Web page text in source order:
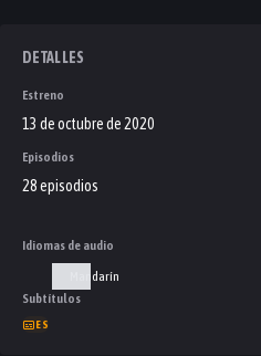
DETALLES
Estreno
13 de octubre de 2020
Episodios
28 episodios
Idiomas de audio
Mandarín
Subtítulos
ES